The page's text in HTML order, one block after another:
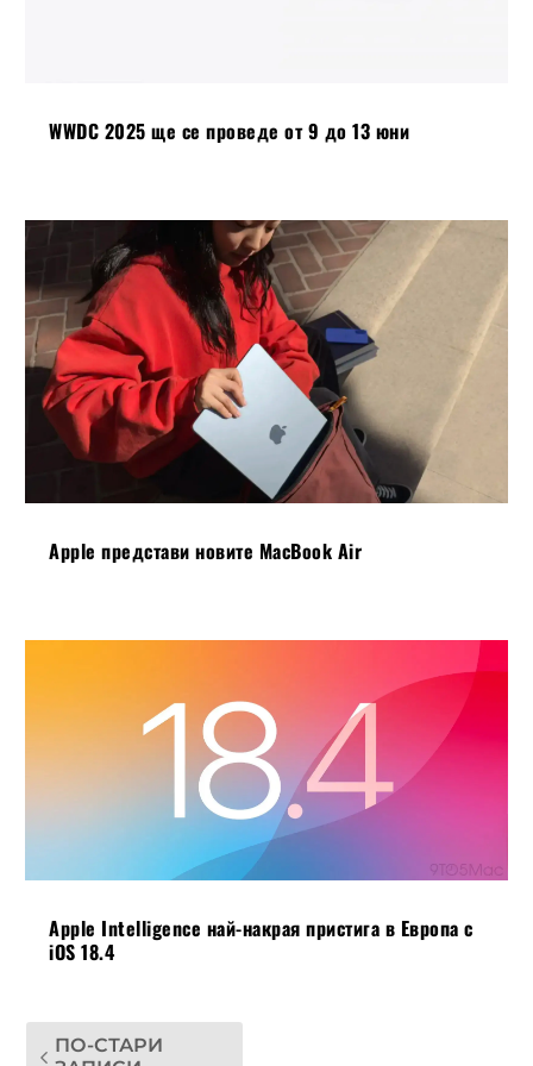
WWDC 2025 ще се проведе от 9 до 13 юни
Apple представи новите MacBook Air
Apple Intelligence най-накрая пристига в Европа с
iOS 18.4
ПО-СТАРИ